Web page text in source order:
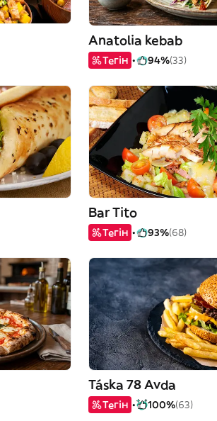
Anatolia kebab
Тегін 94%(33)
Bar Tito
Тегін 93%(68)
Táska 78 Avda
Тегін 100%(63)